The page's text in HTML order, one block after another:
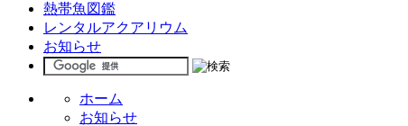
熱帯魚図鑑
レンタルアクアリウム
お知らせ
ホーム
お知らせ